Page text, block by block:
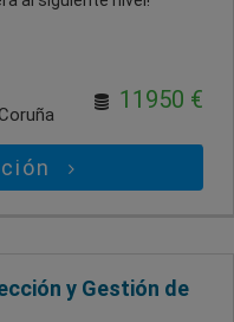
11950 €
y Gestión de